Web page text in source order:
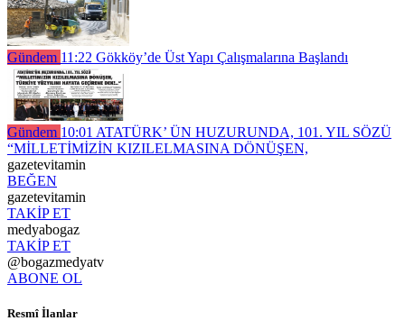
Gündem 11:22 Gökköy’de Üst Yapı Çalışmalarına Başlandı
Gündem 10:01 ATATÜRK’ ÜN HUZURUNDA, 101. YIL SÖZÜ
“MİLLETİMİZİN KIZILELMASINA DÖNÜŞEN,
gazetevitamin
BEĞEN
gazetevitamin
TAKİP ET
medyabogaz
TAKİP ET
@bogazmedyatv
ABONE OL
Resmî İlanlar